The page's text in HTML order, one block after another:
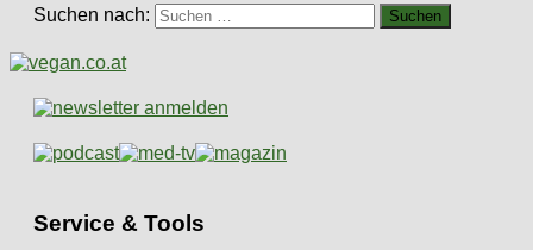
Suchen nach:
Service & Tools